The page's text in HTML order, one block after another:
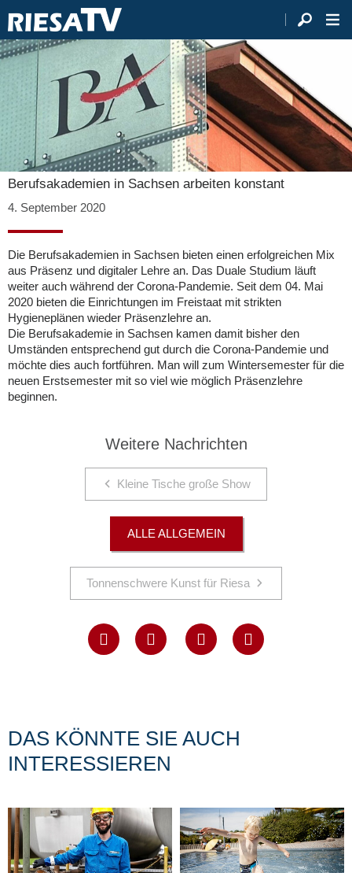
Berufsakademien in Sachsen arbeiten konstant
4. September 2020
Die Berufsakademien in Sachsen bieten einen erfolgreichen Mix
aus Präsenz und digitaler Lehre an. Das Duale Studium läuft
weiter auch während der Corona-Pandemie. Seit dem 04. Mai
2020 bieten die Einrichtungen im Freistaat mit strikten
Hygieneplänen wieder Präsenzlehre an.
Die Berufsakademie in Sachsen kamen damit bisher den
Umständen entsprechend gut durch die Corona-Pandemie und
möchte dies auch fortführen. Man will zum Wintersemester für die
neuen Erstsemester mit so viel wie möglich Präsenzlehre
beginnen.
Weitere Nachrichten
Kleine Tische große Show
ALLE ALLGEMEIN
Tonnenschwere Kunst für Riesa
DAS KÖNNTE SIE AUCH
INTERESSIEREN